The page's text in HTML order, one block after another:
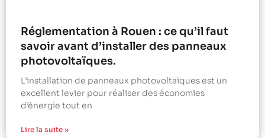
Réglementation à Rouen : ce qu’il faut
savoir avant d’installer des panneaux
photovoltaïques.
L’installation de panneaux photovoltaïques est un
excellent levier pour réaliser des économies
d’énergie tout en
Lire la suite »